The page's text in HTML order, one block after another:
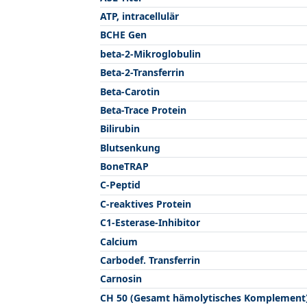
ATP, intracellulär
BCHE Gen
beta-2-Mikroglobulin
Beta-2-Transferrin
Beta-Carotin
Beta-Trace Protein
Bilirubin
Blutsenkung
BoneTRAP
C-Peptid
C-reaktives Protein
C1-Esterase-Inhibitor
Calcium
Carbodef. Transferrin
Carnosin
CH 50 (Gesamt hämolytisches